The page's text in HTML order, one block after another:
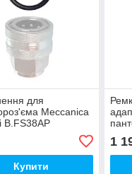
для
Meccanica
B.FS38AP
Купити
1